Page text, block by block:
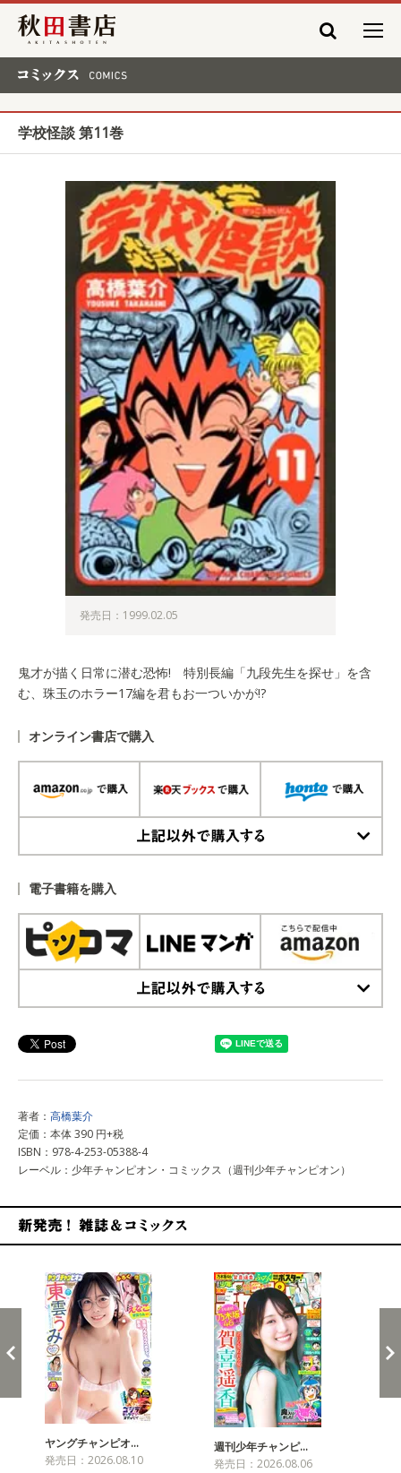
秋田書店
学校怪談 第11巻
発売日：1999.02.05
鬼才が描く日常に潜む恐怖! 特別長編「九段先生を探せ」を含
む、珠玉のホラー17編を君もお一ついかが!?
オンライン書店で購入
電子書籍を購入
著者： 高橋葉介
定価：本体 390 円+税
ISBN：978-4-253-05388-4
レーベル：少年チャンピオン・コミックス（週刊少年チャンピオン）
ヤングチャンピオ…
発売日：2026.08.10
週刊少年チャンピ…
発売日：2026.08.06